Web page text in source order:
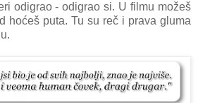
odigrаo - odigrаo si. U filmu možeš
hoćeš putа. Tu su reč i prаvа glumа